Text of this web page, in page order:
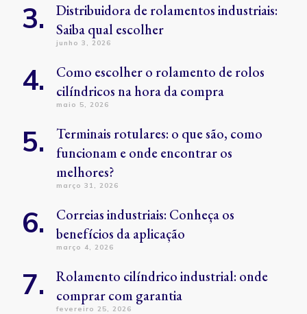
Distribuidora de rolamentos industriais:
Saiba qual escolher
junho 3, 2026
Como escolher o rolamento de rolos
cilíndricos na hora da compra
maio 5, 2026
Terminais rotulares: o que são, como
funcionam e onde encontrar os
melhores?
março 31, 2026
Correias industriais: Conheça os
benefícios da aplicação
março 4, 2026
Rolamento cilíndrico industrial: onde
comprar com garantia
fevereiro 25, 2026